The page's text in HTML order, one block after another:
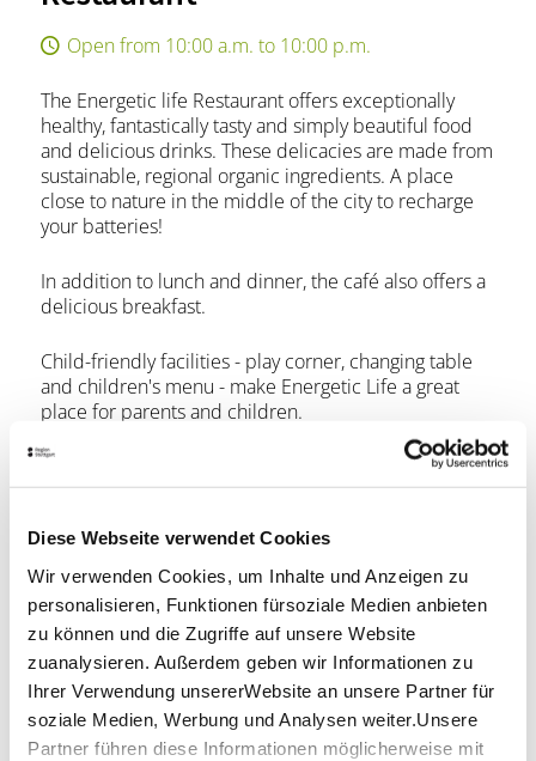
Diese Webseite verwendet Cookies
Wir verwenden Cookies, um Inhalte und Anzeigen zu
personalisieren, Funktionen fürsoziale Medien anbieten
zu können und die Zugriffe auf unsere Website
zuanalysieren. Außerdem geben wir Informationen zu
Ihrer Verwendung unsererWebsite an unsere Partner für
soziale Medien, Werbung und Analysen weiter.Unsere
Partner führen diese Informationen möglicherweise mit
Open from 10:00 a.m. to 10:00 p.m.
The Energetic life Restaurant offers exceptionally
healthy, fantastically tasty and simply beautiful food
and delicious drinks. These delicacies are made from
sustainable, regional organic ingredients. A place
close to nature in the middle of the city to recharge
your batteries!
In addition to lunch and dinner, the café also offers a
delicious breakfast.
Child-friendly facilities - play corner, changing table
and children's menu - make Energetic Life a great
place for parents and children.
Opening hours
Monday
10:00 a.m. - 10:00 p.m.
Tuesday
10:00 a.m. - 10:00 p.m.
Wednesday
10:00 a.m. - 10:00 p.m.
Thursday
10:00 a.m. - 10:00 p.m.
Friday
10:00 a.m. - 10:00 p.m.